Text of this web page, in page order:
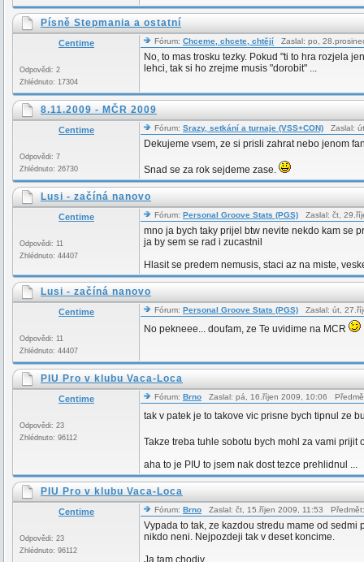
Písně Stepmania a ostatní
Centime
Odpovědi: 2
Zhlédnuto: 17304
Fórum: Chceme, chcete, chtějí Zaslal: po,
No, to mas trosku tezky. Pokud "ti to hra rozjela
lehci, tak si ho zrejme musis "dorobit" ...
8.11.2009 - MČR 2009
Centime
Odpovědi: 7
Zhlédnuto: 26730
Fórum: Srazy, setkání a turnaje (VSS+CON) Zaslal:
Dekujeme vsem, ze si prisli zahrat nebo jenom
Snad se za rok sejdeme zase.
Lusi - začíná nanovo
Centime
Odpovědi: 11
Zhlédnuto: 44407
Fórum: Personal Groove Stats (PGS) Zaslal: čt,
mno ja bych taky prijel btw nevite nekdo kam se
ja by sem se rad i zucastnil
Hlasit se predem nemusis, staci az na miste,
Lusi - začíná nanovo
Centime
Odpovědi: 11
Zhlédnuto: 44407
Fórum: Personal Groove Stats (PGS) Zaslal: út,
No pekneee... doufam, ze Te uvidime na MCR
PIU Pro v klubu Vaca-Loca
Centime
Odpovědi: 23
Zhlédnuto: 96112
Fórum: Brno Zaslal: pá, 16.říjen 2009, 10:06
tak v patek je to takove vic prisne bych tipnul ze
Takze treba tuhle sobotu bych mohl za vami prijit
aha to je PIU to jsem nak dost tezce prehlidnul ...
PIU Pro v klubu Vaca-Loca
Centime
Odpovědi: 23
Zhlédnuto: 96112
Fórum: Brno Zaslal: čt, 15.říjen 2009, 11:53
Vypada to tak, ze kazdou stredu mame od
nikdo neni. Nejpozdeji tak v deset koncime.
Ja tam chodiv ...